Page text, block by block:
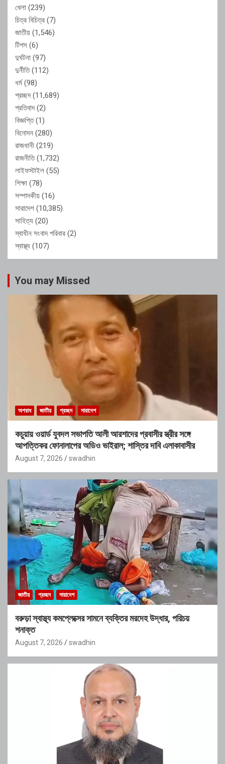
খেলা (239)
চিত্র বিচিত্র (7)
জাতীয় (1,546)
টিপস (6)
দুর্ঘটনা (97)
দুর্নীতি(112)
ধর্ম(98)
প্রচ্ছদ(11,689)
প্রতিবাদ(2)
বিজ্ঞপ্তি(1)
বিনোদন (280)
রাজধানী (219)
রাজনীতি(1,732)
লাইফস্টাইল (55)
শিক্ষা (78)
সম্পাদকীয় (16)
সারাদেশ (10,385)
সাহিত্য (20)
স্বাধীন সংবাদ পরিবার (2)
স্বাস্থ্য (107)
You may Missed
অপরাধ জাতীয় প্রচ্ছদ সারাদেশ
কচুয়ায় ওয়ার্ড যুবদল সভাপতি আলী আরশাদের প্রবাসীর স্ত্রীর সঙ্গে
আপত্তিকর ফোনালাপের অডিও ভাইরাল; শাস্তির দাবি এলাকাবাসীর
August 7, 2026 swadhin
জাতীয় প্রচ্ছদ সারাদেশ
বরুড়া স্বাস্থ্য কমপ্লেক্সের সামনে ব্যক্তির মরদেহ উদ্ধার, পরিচয়
শনাক্ত
August 7, 2026 swadhin